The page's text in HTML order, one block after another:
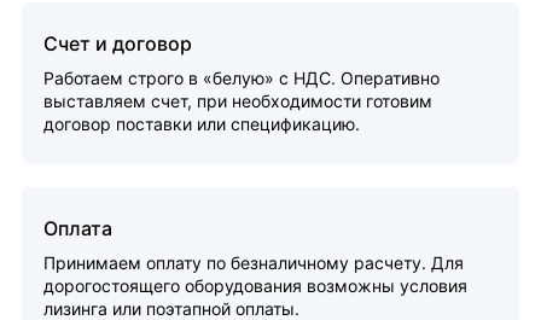
Счет и договор
Работаем строго в «белую» с НДС. Оперативно
выставляем счет, при необходимости готовим
договор поставки или спецификацию.
Оплата
Принимаем оплату по безналичному расчету. Для
дорогостоящего оборудования возможны условия
лизинга или поэтапной оплаты.